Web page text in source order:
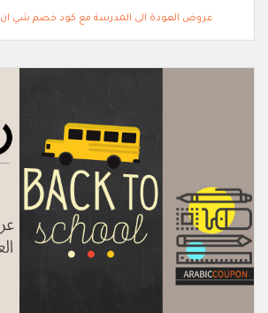
عروض العودة الى المدرسة مع كود خصم شي ان 2026 تصل 90%